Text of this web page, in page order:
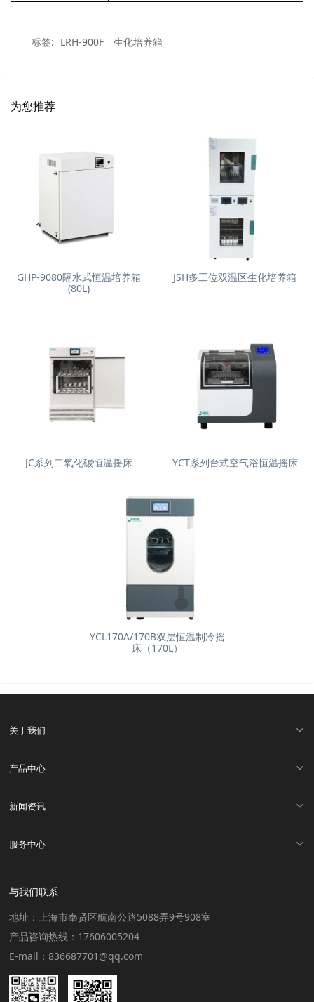
标签: LRH-900F 生化培养箱
为您推荐
GHP-9080隔水式恒温培养箱
(80L)
JSH多工位双温区生化培养箱
JC系列二氧化碳恒温摇床 YCT系列台式空气浴恒温摇床
YCL170A/170B双层恒温制冷摇
床（170L）
关于我们
产品中心
新闻资讯
服务中心
与我们联系
地址：上海市奉贤区航南公路5088弄9号908室
产品咨询热线：17606005204
E-mail：836687701@qq.com